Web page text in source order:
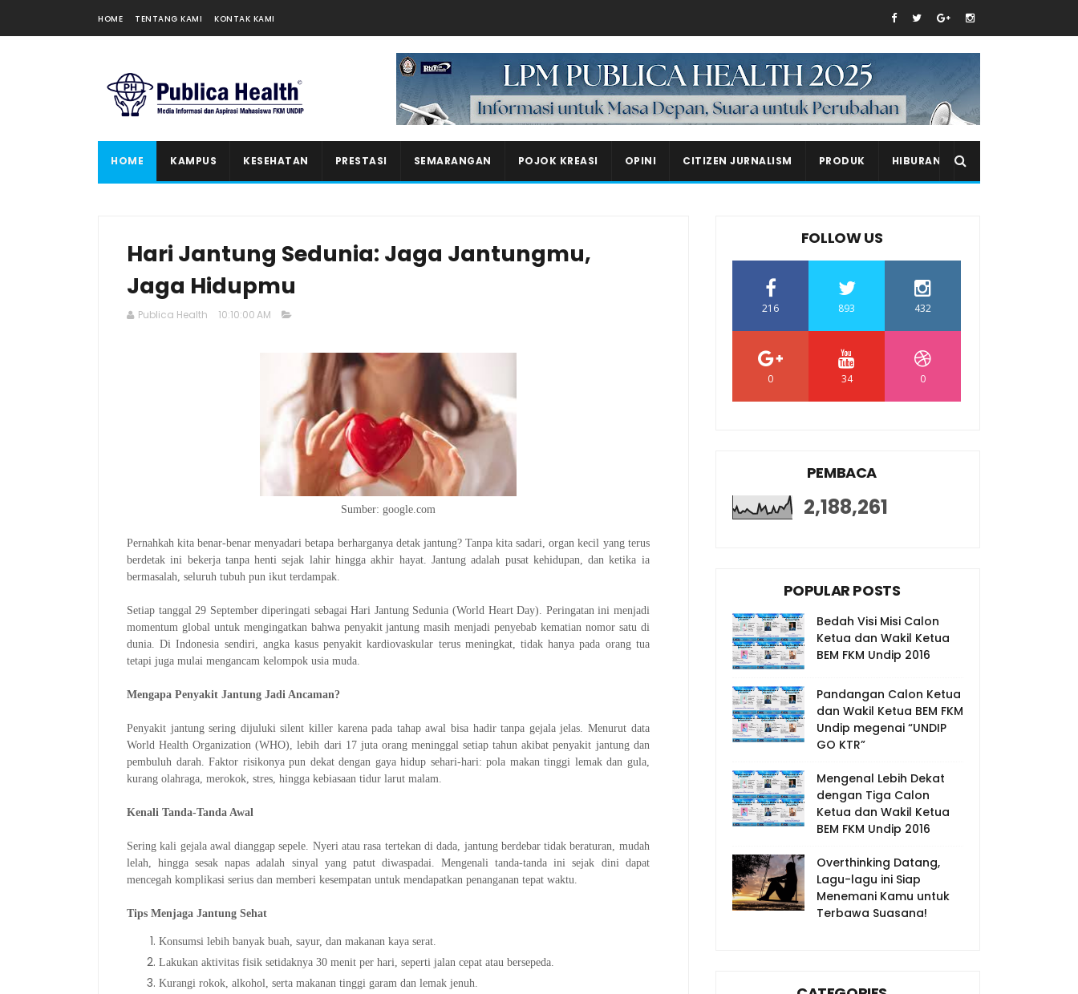
HOME TENTANG KAMI KONTAK KAMI
Masukkan iklan disini!
HOME KAMPUS KESEHATAN PRESTASI SEMARANGAN POJOK KREASI OPINI CITIZEN JURNALISM PRODUK HIBURAN
Hari Jantung Sedunia: Jaga Jantungmu,
Jaga Hidupmu
Publica Health 10:10:00 AM
Sumber: google.com
Pernahkah kita benar-benar menyadari betapa berharganya detak jantung? Tanpa kita sadari, organ kecil yang terus
berdetak ini bekerja tanpa henti sejak lahir hingga akhir hayat. Jantung adalah pusat kehidupan, dan ketika ia
bermasalah, seluruh tubuh pun ikut terdampak.
Setiap tanggal 29 September diperingati sebagai Hari Jantung Sedunia (World Heart Day). Peringatan ini menjadi
momentum global untuk mengingatkan bahwa penyakit jantung masih menjadi penyebab kematian nomor satu di
dunia. Di Indonesia sendiri, angka kasus penyakit kardiovaskular terus meningkat, tidak hanya pada orang tua
tetapi juga mulai mengancam kelompok usia muda.
Mengapa Penyakit Jantung Jadi Ancaman?
Penyakit jantung sering dijuluki silent killer karena pada tahap awal bisa hadir tanpa gejala jelas. Menurut data
World Health Organization (WHO), lebih dari 17 juta orang meninggal setiap tahun akibat penyakit jantung dan
pembuluh darah. Faktor risikonya pun dekat dengan gaya hidup sehari-hari: pola makan tinggi lemak dan gula,
kurang olahraga, merokok, stres, hingga kebiasaan tidur larut malam.
Kenali Tanda-Tanda Awal
Sering kali gejala awal dianggap sepele. Nyeri atau rasa tertekan di dada, jantung berdebar tidak beraturan, mudah
lelah, hingga sesak napas adalah sinyal yang patut diwaspadai. Mengenali tanda-tanda ini sejak dini dapat
mencegah komplikasi serius dan memberi kesempatan untuk mendapatkan penanganan tepat waktu.
Tips Menjaga Jantung Sehat
Konsumsi lebih banyak buah, sayur, dan makanan kaya serat.
Lakukan aktivitas fisik setidaknya 30 menit per hari, seperti jalan cepat atau bersepeda.
Kurangi rokok, alkohol, serta makanan tinggi garam dan lemak jenuh.
FOLLOW US
216 893 432
0 34 0
PEMBACA
2,188,261
POPULAR POSTS
Bedah Visi Misi Calon
Ketua dan Wakil Ketua
BEM FKM Undip 2016
Pandangan Calon Ketua
dan Wakil Ketua BEM FKM
Undip megenai “UNDIP
GO KTR”
Mengenal Lebih Dekat
dengan Tiga Calon
Ketua dan Wakil Ketua
BEM FKM Undip 2016
Overthinking Datang,
Lagu-lagu ini Siap
Menemani Kamu untuk
Terbawa Suasana!